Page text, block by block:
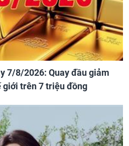
7/8/2026: Quay đầu giảm
giới trên 7 triệu đồng